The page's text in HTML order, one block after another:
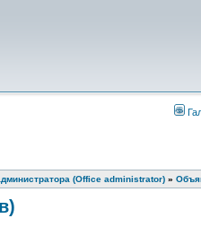
(Office administrator) »